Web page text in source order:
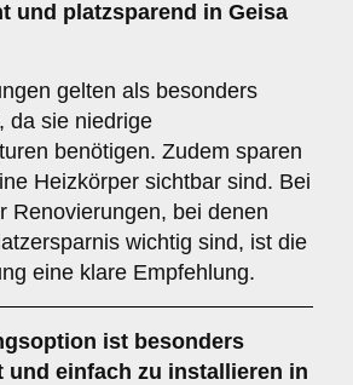
und platzsparend in Geisa
gelten als besonders
da sie niedrige
benötigen. Zudem sparen
Heizkörper sichtbar sind. Bei
Renovierungen, bei denen
wichtig sind, ist die
eine klare Empfehlung.
ist besonders
und einfach zu installieren in